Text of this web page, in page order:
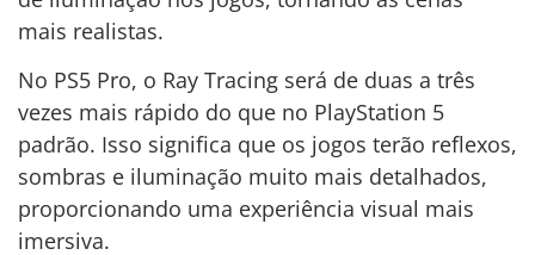
mais realistas.
No PS5 Pro, o Ray Tracing será de duas a três
vezes mais rápido do que no PlayStation 5
padrão. Isso significa que os jogos terão reflexos,
sombras e iluminação muito mais detalhados,
proporcionando uma experiência visual mais
imersiva.